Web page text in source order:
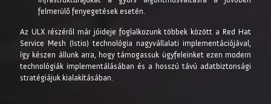
felmerülő fenyegetések esetén.
Az ULX részéről már jóideje foglalkozunk többek között a Red Hat
Service Mesh (Istio) technológia nagyvállalati implementációjával,
így készen állunk arra, hogy támogassuk ügyfeleinket ezen modern
technológiák implementálásában és a hosszú távú adatbiztonsági
stratégiájuk kialakításában.